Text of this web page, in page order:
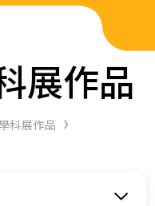
展作品
科展作品